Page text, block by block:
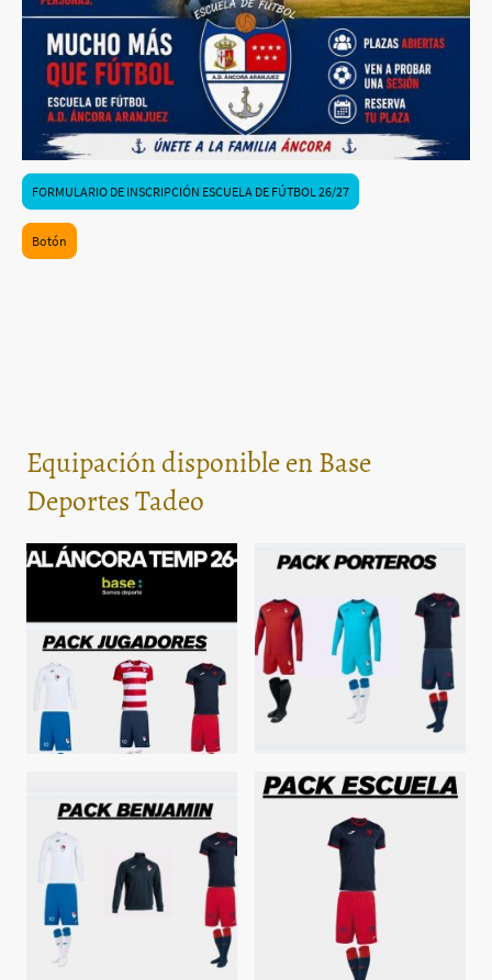
FORMULARIO DE INSCRIPCIÓN ESCUELA DE FÚTBOL 26/27
Botón
Equipación disponible en Base
Deportes Tadeo